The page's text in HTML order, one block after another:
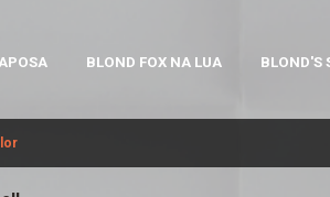
BLOND FOX NA LUA BLOND'S